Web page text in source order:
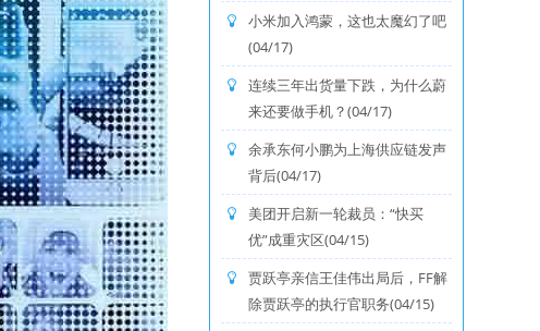
小米加入鸿蒙，这也太魔幻了吧
(04/17)
连续三年出货量下跌，为什么蔚
来还要做手机？(04/17)
余承东何小鹏为上海供应链发声
背后(04/17)
美团开启新一轮裁员：“快买
优”成重灾区(04/15)
贾跃亭亲信王佳伟出局后，FF解
除贾跃亭的执行官职务(04/15)